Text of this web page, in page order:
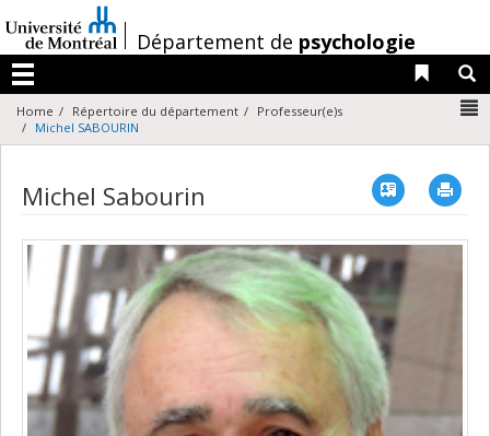
au
contenu
/Département de psychologie
Menu
Liens
Home Répertoire du département
Professeur(e)s
Michel SABOURIN
Michel Sabourin Vcard